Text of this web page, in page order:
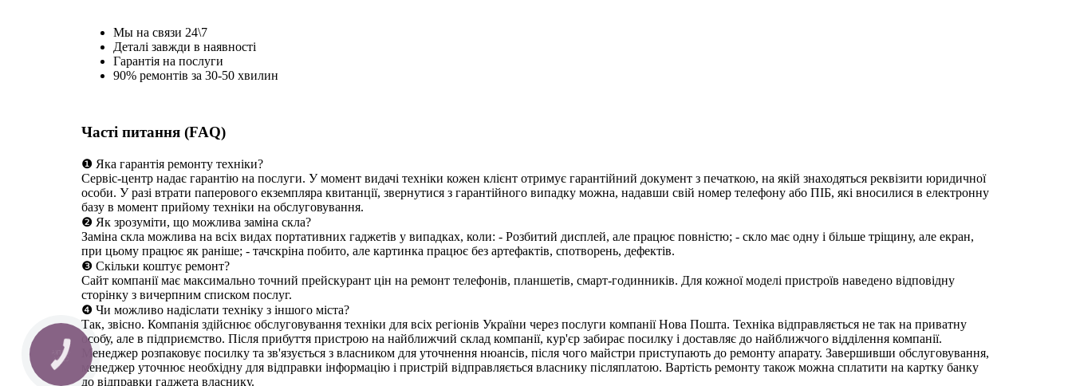
Мы на связи 24\7
Деталі завжди в наявності
Гарантія на послуги
90% ремонтів за 30-50 хвилин
Часті питання (FAQ)
❶ Яка гарантія ремонту техніки?
Сервіс-центр надає гарантію на послуги. У момент видачі техніки кожен клієнт отримує гарантійний документ з печаткою, на якій знаходяться реквізити юридичної
особи. У разі втрати паперового екземпляра квитанції, звернутися з гарантійного випадку можна, надавши свій номер телефону або ПІБ, які вносилися в електронну
базу в момент прийому техніки на обслуговування.
❷ Як зрозуміти, що можлива заміна скла?
Заміна скла можлива на всіх видах портативних гаджетів у випадках, коли: - Розбитий дисплей, але працює повністю; - скло має одну і більше тріщину, але екран,
при цьому працює як раніше; - тачскріна побито, але картинка працює без артефактів, спотворень, дефектів.
❸ Скільки коштує ремонт?
Сайт компанії має максимально точний прейскурант цін на ремонт телефонів, планшетів, смарт-годинників. Для кожної моделі пристроїв наведено відповідну
сторінку з вичерпним списком послуг.
❹ Чи можливо надіслати техніку з іншого міста?
Так, звісно. Компанія здійснює обслуговування техніки для всіх регіонів України через послуги компанії Нова Пошта. Техніка відправляється не так на приватну
особу, але в підприємство. Після прибуття пристрою на найближчий склад компанії, кур'єр забирає посилку і доставляє до найближчого відділення компанії.
Менеджер розпаковує посилку та зв'язується з власником для уточнення нюансів, після чого майстри приступають до ремонту апарату. Завершивши обслуговування,
менеджер уточнює необхідну для відправки інформацію і пристрій відправляється власнику післяплатою. Вартість ремонту також можна сплатити на картку банку
до відправки гаджета власнику.
КНОПКА
СВЯЗИ